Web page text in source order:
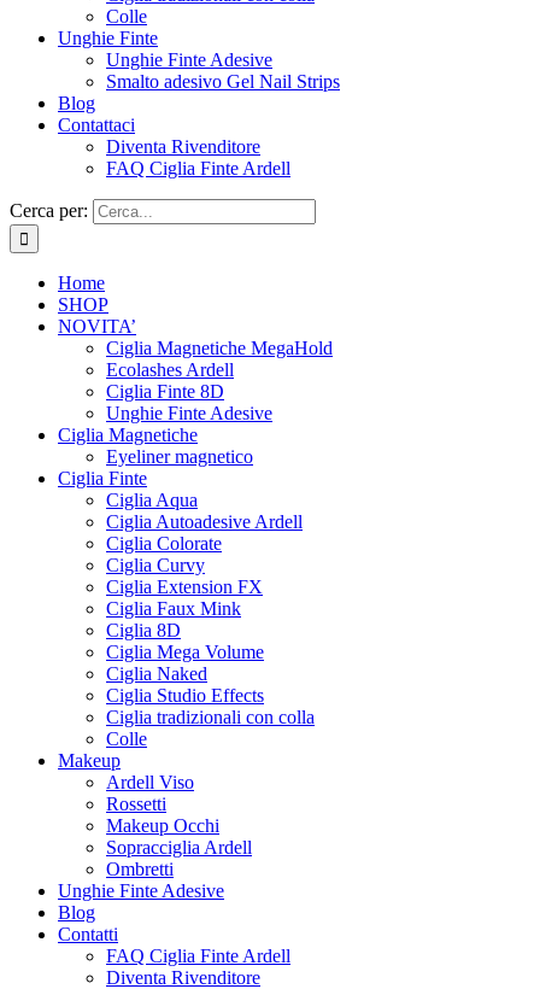
Colle
Unghie Finte
Unghie Finte Adesive
Smalto adesivo Gel Nail Strips
Blog
Contattaci
Diventa Rivenditore
FAQ Ciglia Finte Ardell
Cerca per:
Home
SHOP
NOVITA’
Ciglia Magnetiche MegaHold
Ecolashes Ardell
Ciglia Finte 8D
Unghie Finte Adesive
Ciglia Magnetiche
Eyeliner magnetico
Ciglia Finte
Ciglia Aqua
Ciglia Autoadesive Ardell
Ciglia Colorate
Ciglia Curvy
Ciglia Extension FX
Ciglia Faux Mink
Ciglia 8D
Ciglia Mega Volume
Ciglia Naked
Ciglia Studio Effects
Ciglia tradizionali con colla
Colle
Makeup
Ardell Viso
Rossetti
Makeup Occhi
Sopracciglia Ardell
Ombretti
Unghie Finte Adesive
Blog
Contatti
FAQ Ciglia Finte Ardell
Diventa Rivenditore